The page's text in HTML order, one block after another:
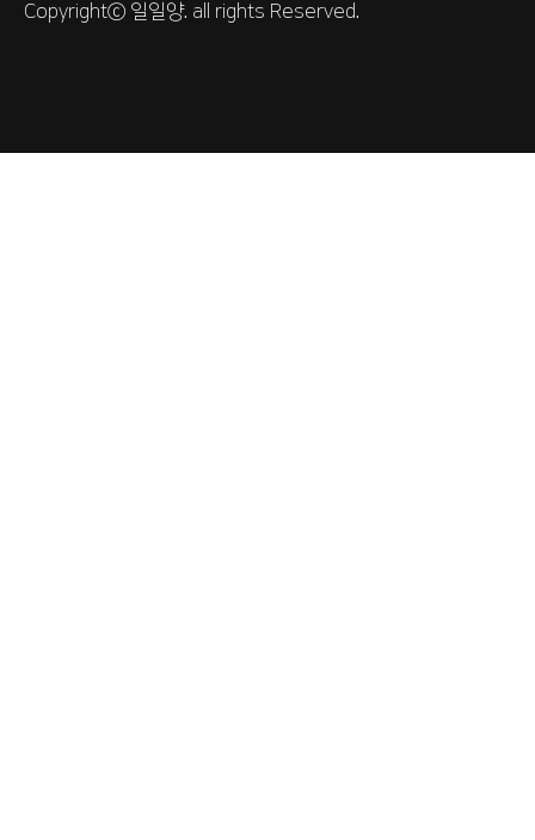
Copyrightⓒ 일일양. all rights Reserved.